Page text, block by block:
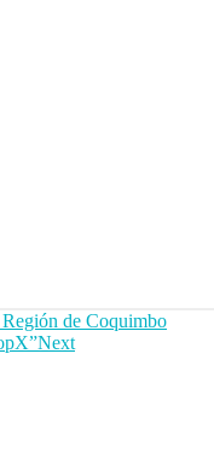
de Coquimbo
Next